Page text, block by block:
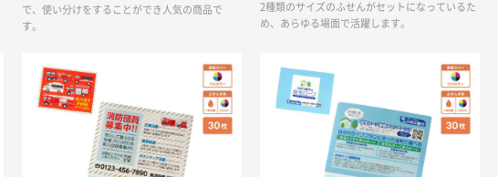
で、使い分けをすることができ人気の商品で
す。
2種類のサイズのふせんがセットになっているた
め、あらゆる場面で活躍します。